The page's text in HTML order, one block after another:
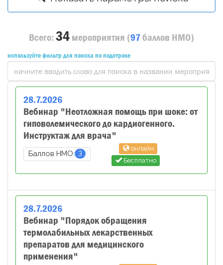
n
Всего: 34 мероприятия (97баллов НМО)
используйте фильтр для поиска по подстроке
28.7.2026
Вебинар "Неотложная помощь при шоке: от
гиповолемического до кардиогенного.
Инструктаж для врача"
Баллов НМО: 3
онлайн
Бесплатно
28.7.2026
Вебинар "Порядок обращения
термолабильных лекарственных
препаратов для медицинского
применения"